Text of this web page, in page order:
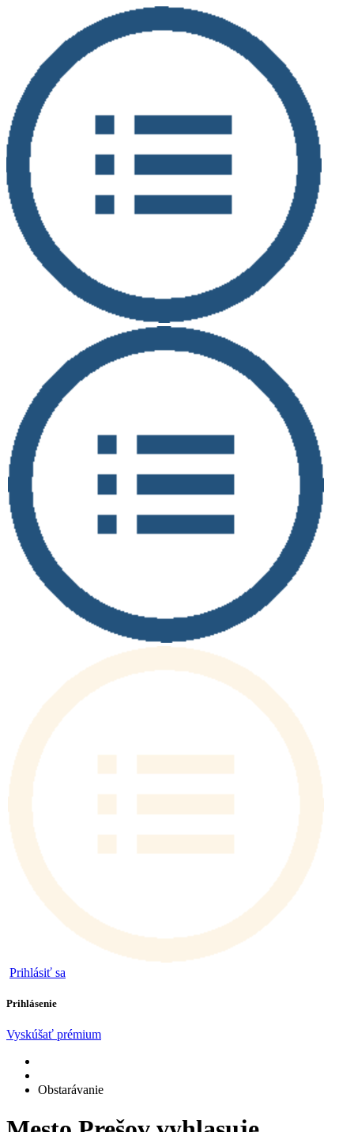
Prihlásiť sa
Prihlásenie
Vyskúšať prémium
Obstarávanie